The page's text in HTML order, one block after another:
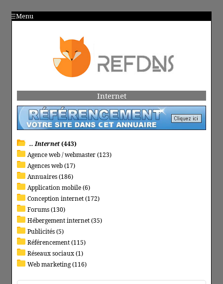
Menu
Internet
.. Internet(443)
Agence web / webmaster (123)
Agences web (17)
Annuaires (186)
Application mobile (6)
Conception internet (172)
Forums (130)
Hébergement internet (35)
Publicités (5)
Référencement (115)
Réseaux sociaux (1)
Web marketing (116)